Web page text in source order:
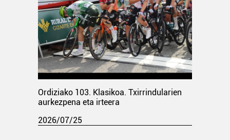
Ordiziako 103. Klasikoa. Txirrindularien
aurkezpena eta irteera
2026/07/25